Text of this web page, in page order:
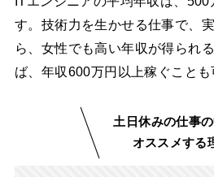
す。技術力を生かせる仕事で、
ら、女性でも高い年収が得られ
ば、年収600万円以上稼ぐことも
土日休みの仕事
オススメする